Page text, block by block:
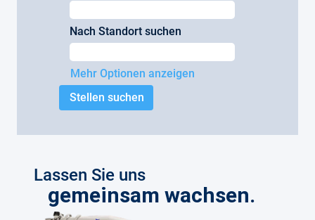
Nach Standort suchen
Mehr Optionen anzeigen
Lassen Sie uns
gemeinsam wachsen.